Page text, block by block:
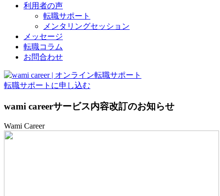
利用者の声
転職サポート
メンタリングセッション
メッセージ
転職コラム
お問合わせ
転職サポートに申し込む
wami careerサービス内容改訂のお知らせ
Wami Career